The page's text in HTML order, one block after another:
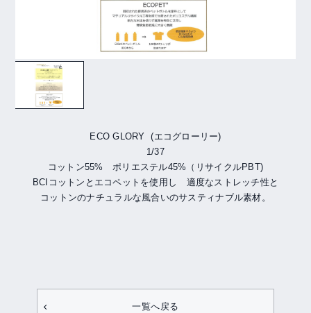
ECO GLORY (エコグローリー)
1/37
コットン55% ポリエステル45%（リサイクルPBT)
BCIコットンとエコペットを使用し 適度なストレッチ性と
コットンのナチュラルな風合いのサスティナブル素材。
一覧へ戻る